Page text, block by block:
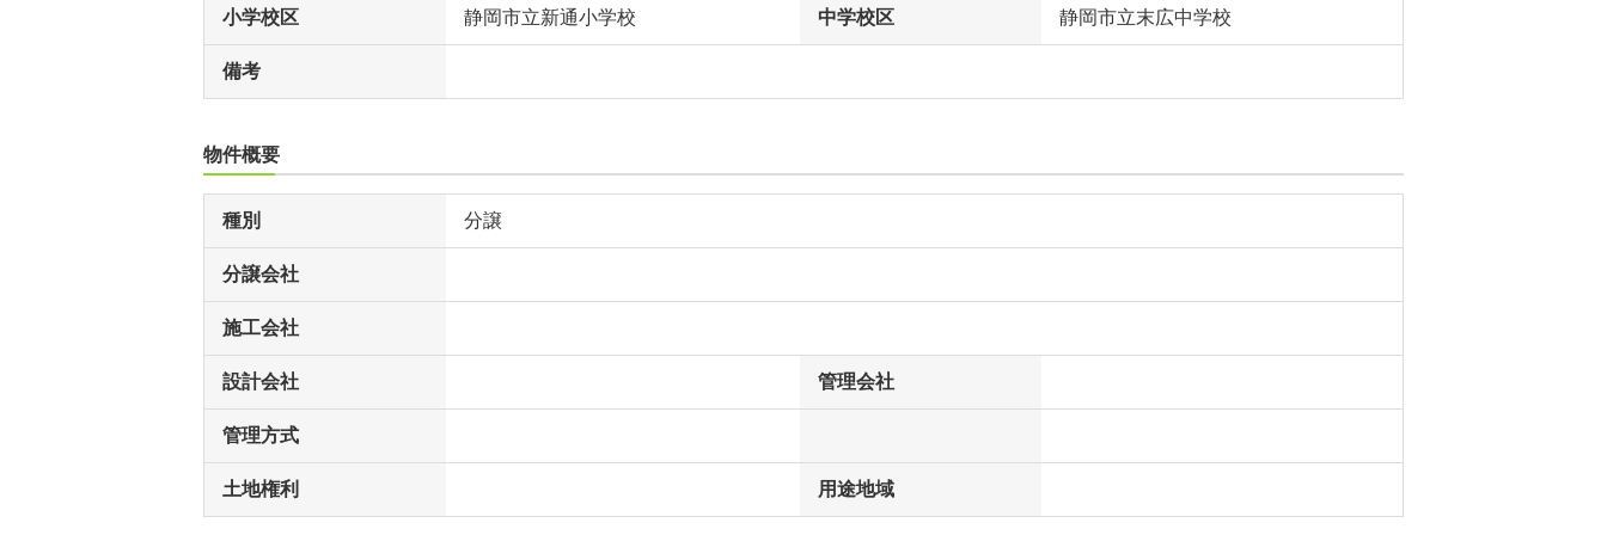
小学校区 静岡市立新通小学校 中学校区 静岡市立末広中学校
備考
物件概要
種別 分譲
分譲会社
施工会社
設計会社 管理会社
管理方式
土地権利 用途地域